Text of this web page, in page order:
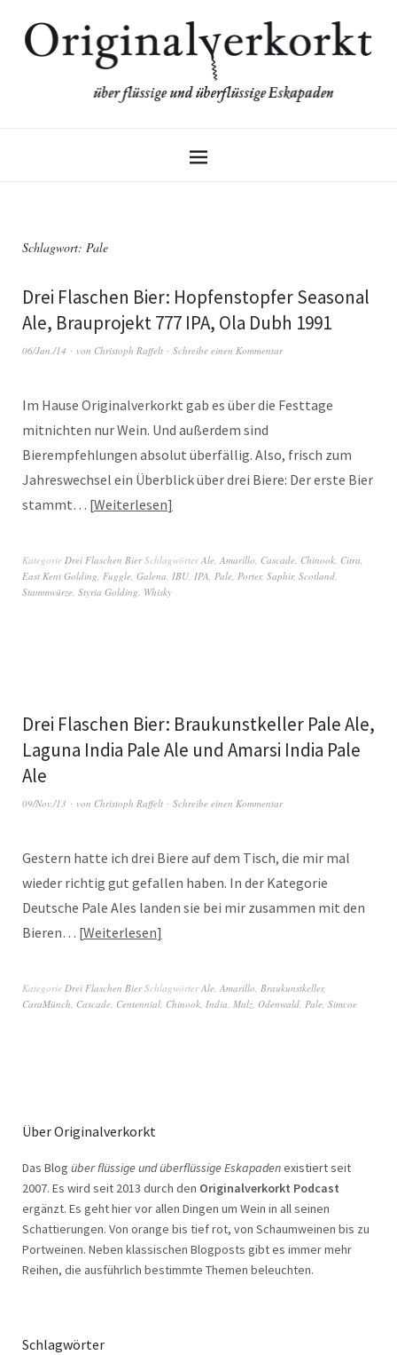
Schlagwort: Pale
Drei Flaschen Bier: Hopfenstopfer Seasonal
Ale, Brauprojekt 777 IPA, Ola Dubh 1991
06/Jan./14 von Christoph Raffelt Schreibe einen Kommentar
Im Hause Originalverkorkt gab es über die Festtage
mitnichten nur Wein. Und außerdem sind
Bierempfehlungen absolut überfällig. Also, frisch zum
Jahreswechsel ein Überblick über drei Biere: Der erste Bier
stammt… Weiterlesen
Kategorie Drei Flaschen Bier SchlagwörterAle Amarillo Cascade Chinook Citra
East Kent Golding Fuggle Galena IBU IPA Pale Porter, Saphir, Scotland
Stammwürze Styria Golding Whisky
Drei Flaschen Bier: Braukunstkeller Pale Ale,
Laguna India Pale Ale und Amarsi India Pale
Ale
09/Nov./13 von Christoph Raffelt Schreibe einen Kommentar
Gestern hatte ich drei Biere auf dem Tisch, die mir mal
wieder richtig gut gefallen haben. In der Kategorie
Deutsche Pale Ales landen sie bei mir zusammen mit den
Bieren… Weiterlesen
Kategorie Drei Flaschen Bier SchlagwörterAle Amarillo Braukunstkeller,
CaraMünch Cascade Centennial Chinook India Malz Odenwald Pale Simcoe
Über Originalverkorkt
Das Blog über flüssige und überflüssige Eskapadenexistiert seit
2007. Es wird seit 2013 durch den Originalverkorkt Podcast
ergänzt. Es geht hier vor allen Dingen um Wein in all seinen
Schattierungen. Von orange bis tief rot, von Schaumweinen bis zu
Portweinen. Neben klassischen Blogposts gibt es immer mehr
Reihen, die ausführlich bestimmte Themen beleuchten.
Schlagwörter